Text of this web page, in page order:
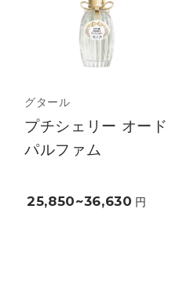
グタール
プチシェリー オード
パルファム
25,850~36,630 円